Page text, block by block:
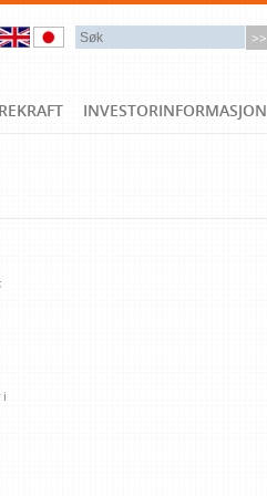
INVESTORINFORMASJON
i